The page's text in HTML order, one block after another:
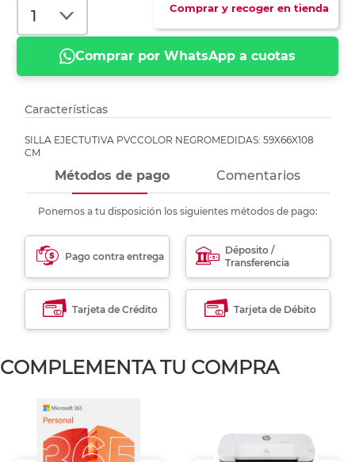
Comprar y recoger en tienda
Comprar por WhatsApp a cuotas
Características
SILLA EJECTUTIVA PVCCOLOR NEGROMEDIDAS: 59X66X108
CM
Métodos de pago Comentarios
Ponemos a tu disposición los siguientes métodos de pago:
Pago contra entrega
Déposito /
Transferencia
Tarjeta de Crédito Tarjeta de Débito
COMPLEMENTA TU COMPRA